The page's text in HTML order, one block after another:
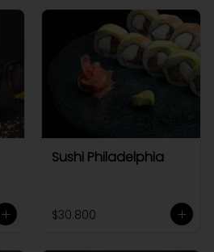
Sushi Philadelphia
$30.800